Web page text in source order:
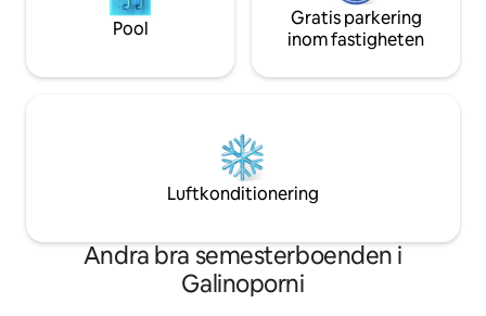
Pool
Gratis parkering
inom fastigheten
Luftkonditionering
Andra bra semesterboenden i
Galinoporni